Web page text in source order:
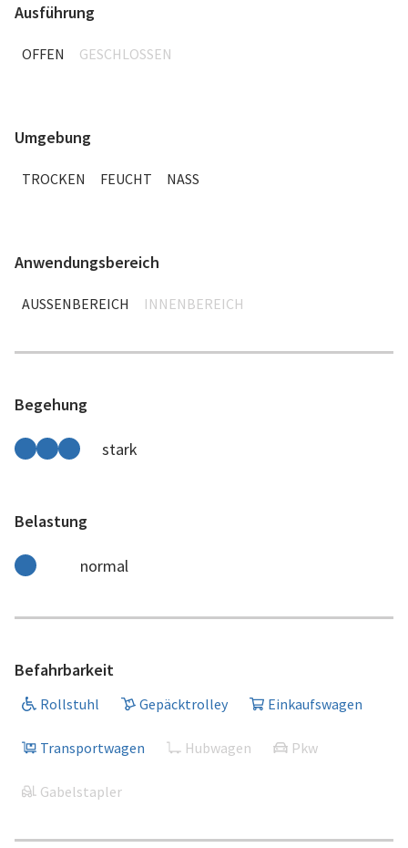
Ausführung
OFFEN GESCHLOSSEN
Umgebung
TROCKEN FEUCHT NASS
Anwendungsbereich
AUSSENBEREICH INNENBEREICH
Begehung
stark
Belastung
normal
Befahrbarkeit
Rollstuhl Gepäcktrolley Einkaufswagen
Transportwagen Hubwagen Pkw
Gabelstapler